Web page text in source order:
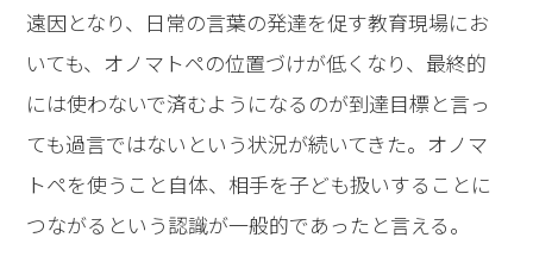
遠因となり、日常の言葉の発達を促す教育現場にお
いても、オノマトペの位置づけが低くなり、最終的
には使わないで済むようになるのが到達目標と言っ
ても過言ではないという状況が続いてきた。オノマ
トペを使うこと自体、相手を子ども扱いすることに
つながるという認識が一般的であったと言える。